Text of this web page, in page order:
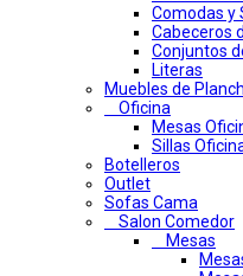
Comodas y
Cabeceros
Conjuntos
Literas
Muebles de
Oficina
Mesas
Sillas
Botelleros
Outlet
Sofas Cama
Salon Comedor
Mesas